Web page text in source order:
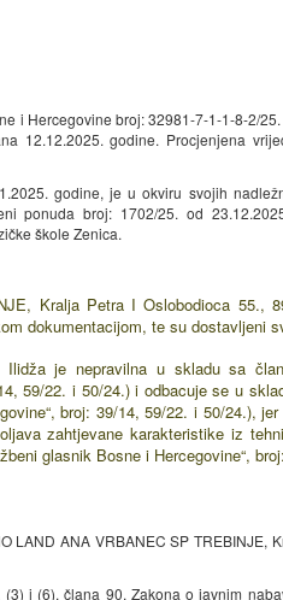
i Hercegovine broj: 32981-7-1-1-8-2/
12.12.2025. godine. Procjenjena
godine, je u okviru svojih
ponuda broj: 1702/25. od
škole Zenica.
Kralja Petra I Oslobodioca 55.,
dokumentacijom, te su dostavljeni
Ilidža je nepravilna u skladu sa
59/22. i 50/24.) i odbacuje se u
broj: 39/14, 59/22. i 50/24.),
zahtjevane karakteristike iz
glasnik Bosne i Hercegovine“,
ANA VRBANEC SP TREBINJE,
i (6), člana 90. Zakona o javnim